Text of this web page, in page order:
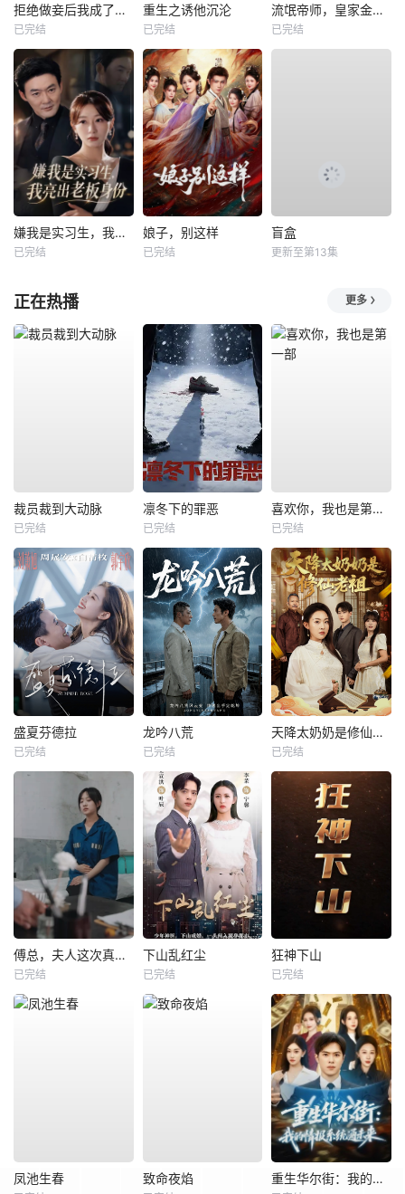
拒绝做妾后我成了太子侧妃
已完结
重生之诱他沉沦
已完结
流氓帝师，皇家金牌县令
已完结
嫌我是实习生，我亮出老板身份
已完结
娘子，别这样
已完结
盲盒
更新至第13集
正在热播 更多
裁员裁到大动脉
已完结
凛冬下的罪恶
已完结
喜欢你，我也是第一部
已完结
盛夏芬德拉
已完结
龙吟八荒
已完结
天降太奶奶是修仙老祖
已完结
傅总，夫人这次真的死了
已完结
下山乱红尘
已完结
狂神下山
已完结
凤池生春 致命夜焰 重生华尔街：我的情报系统通未来